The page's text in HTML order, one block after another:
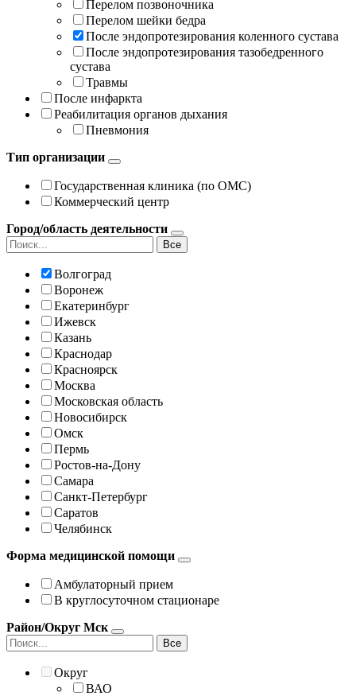
Перелом позвоночника
Перелом шейки бедра
После эндопротезирования коленного сустава
После эндопротезирования тазобедренного
сустава
Травмы
После инфаркта
Реабилитация органов дыхания
Пневмония
Тип организации
Государственная клиника (по ОМС)
Коммерческий центр
Город/область деятельности
Все
Волгоград
Воронеж
Екатеринбург
Ижевск
Казань
Краснодар
Красноярск
Москва
Московская область
Новосибирск
Омск
Пермь
Ростов-на-Дону
Самара
Санкт-Петербург
Саратов
Челябинск
Форма медицинской помощи
Амбулаторный прием
В круглосуточном стационаре
Район/Округ Мск
Все
Округ
ВАО